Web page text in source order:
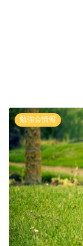
勉強会情報